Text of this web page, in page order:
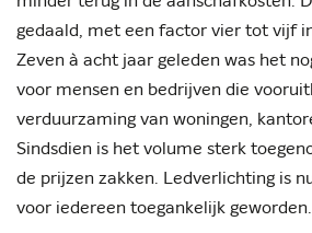
gedaald, met een factor vier tot vijf
Zeven à acht jaar geleden was het
voor mensen en bedrijven die
verduurzaming van woningen,
Sindsdien is het volume sterk
de prijzen zakken. Ledverlichting is
voor iedereen toegankelijk geworden.